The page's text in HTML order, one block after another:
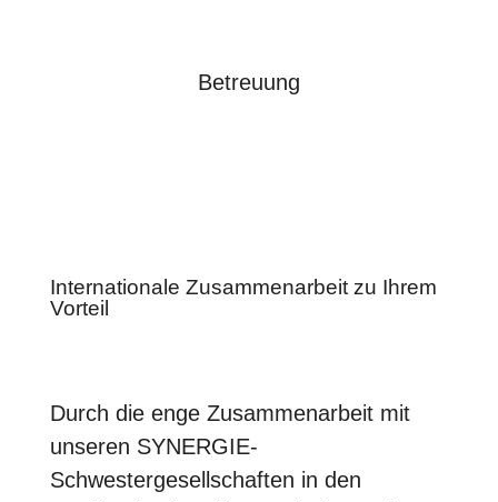
Betreuung
Internationale Zusammenarbeit zu Ihrem
Vorteil
Durch die enge Zusammenarbeit mit
unseren SYNERGIE-
Schwestergesellschaften in den